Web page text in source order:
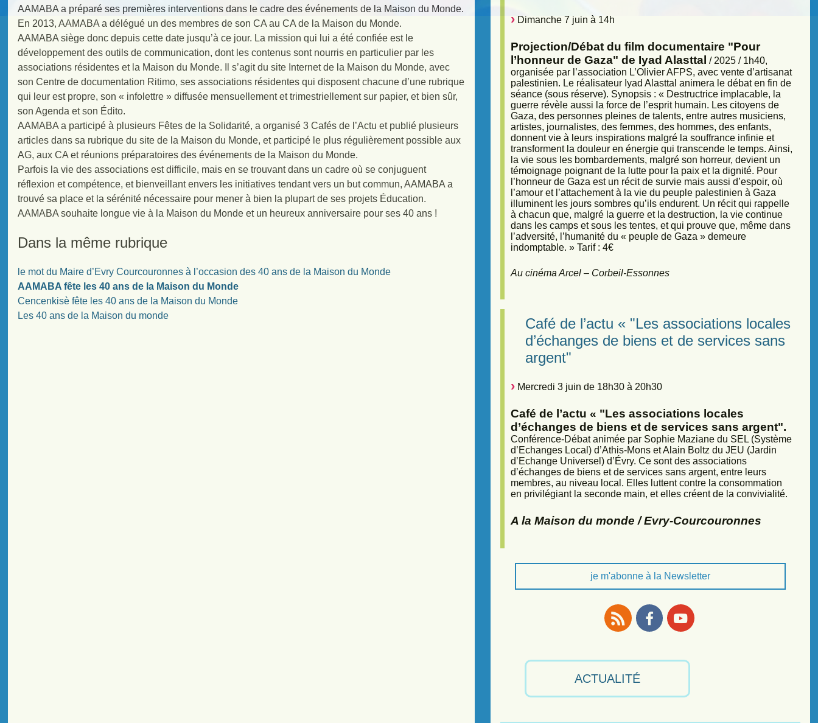
Dimanche 7 juin à 14h
Projection/Débat du film documentaire "Pour
l’honneur de Gaza" de Iyad Alasttal / 2025 / 1h40,
organisée par l’association L’Olivier AFPS, avec vente d’artisanat
palestinien. Le réalisateur Iyad Alasttal animera le débat en fin de
séance (sous réserve). Synopsis : « Destructrice implacable, la
guerre révèle aussi la force de l’esprit humain. Les citoyens de
Gaza, des personnes pleines de talents, entre autres musiciens,
artistes, journalistes, des femmes, des hommes, des enfants,
donnent vie à leurs inspirations malgré la souffrance infinie et
transforment la douleur en énergie qui transcende le temps. Ainsi,
la vie sous les bombardements, malgré son horreur, devient un
témoignage poignant de la lutte pour la paix et la dignité. Pour
l’honneur de Gaza est un récit de survie mais aussi d’espoir, où
l’amour et l’attachement à la vie du peuple palestinien à Gaza
illuminent les jours sombres qu’ils endurent. Un récit qui rappelle
à chacun que, malgré la guerre et la destruction, la vie continue
dans les camps et sous les tentes, et qui prouve que, même dans
l’adversité, l’humanité du « peuple de Gaza » demeure
indomptable. » Tarif : 4€
Au cinéma Arcel – Corbeil-Essonnes
Café de l’actu « "Les associations locales
d’échanges de biens et de services sans
argent"
Mercredi 3 juin de 18h30 à 20h30
Café de l’actu « "Les associations locales
d’échanges de biens et de services sans argent".
Conférence-Débat animée par Sophie Maziane du SEL (Système
d’Echanges Local) d’Athis-Mons et Alain Boltz du JEU (Jardin
d’Echange Universel) d’Évry. Ce sont des associations
d’échanges de biens et de services sans argent, entre leurs
membres, au niveau local. Elles luttent contre la consommation
en privilégiant la seconde main, et elles créent de la convivialité.
A la Maison du monde / Evry-Courcouronnes
je m'abonne à la Newsletter
ACTUALITÉ
AAMABA a préparé ses premières interventions dans le cadre des événements de la Maison du Monde.
En 2013, AAMABA a délégué un des membres de son CA au CA de la Maison du Monde.
AAMABA siège donc depuis cette date jusqu’à ce jour. La mission qui lui a été confiée est le
développement des outils de communication, dont les contenus sont nourris en particulier par les
associations résidentes et la Maison du Monde. Il s’agit du site Internet de la Maison du Monde, avec
son Centre de documentation Ritimo, ses associations résidentes qui disposent chacune d’une rubrique
qui leur est propre, son « infolettre » diffusée mensuellement et trimestriellement sur papier, et bien sûr,
son Agenda et son Édito.
AAMABA a participé à plusieurs Fêtes de la Solidarité, a organisé 3 Cafés de l’Actu et publié plusieurs
articles dans sa rubrique du site de la Maison du Monde, et participé le plus régulièrement possible aux
AG, aux CA et réunions préparatoires des événements de la Maison du Monde.
Parfois la vie des associations est difficile, mais en se trouvant dans un cadre où se conjuguent
réflexion et compétence, et bienveillant envers les initiatives tendant vers un but commun, AAMABA a
trouvé sa place et la sérénité nécessaire pour mener à bien la plupart de ses projets Éducation.
AAMABA souhaite longue vie à la Maison du Monde et un heureux anniversaire pour ses 40 ans !
Dans la même rubrique
le mot du Maire d’Evry Courcouronnes à l’occasion des 40 ans de la Maison du Monde
AAMABA fête les 40 ans de la Maison du Monde
Cencenkisè fête les 40 ans de la Maison du Monde
Les 40 ans de la Maison du monde